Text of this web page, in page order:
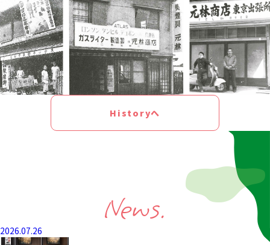
Historyへ
News.
2026.07.26